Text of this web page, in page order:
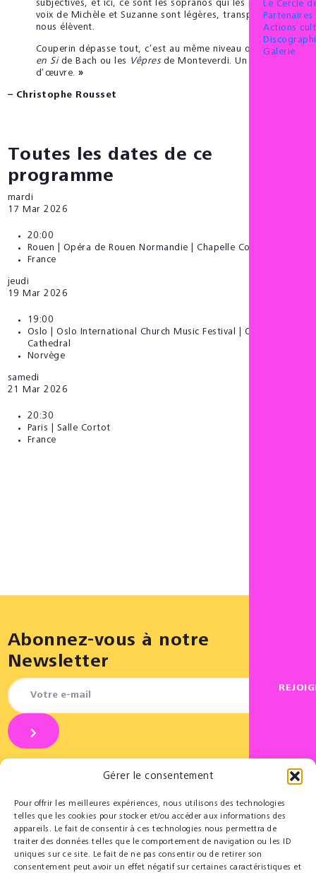
Gérer le consentement
Pour offrir les meilleures expériences, nous utilisons des technologies
telles que les cookies pour stocker et/ou accéder aux informations des
appareils. Le fait de consentir à ces technologies nous permettra de
traiter des données telles que le comportement de navigation ou les ID
uniques sur ce site. Le fait de ne pas consentir ou de retirer son
consentement peut avoir un effet négatif sur certaines caractéristiques et
Le Cercle
Actions
Galerie
subjectives, et ici, ce sont les sopranos qui les portent. Les
voix de Michèle et Suzanne sont légères, transparentes, et
nous élèvent.
Couperin dépasse tout, c’est au même niveau que laMesse
en Side Bach ou les Vêpresde Monteverdi. Un pur chef-
d’œuvre. »
– Christophe Rousset
Toutes les dates de ce
programme
mardi
17 Mar 2026
20:00
Rouen | Opéra de Rouen Normandie | Chapelle Corneille
France
jeudi
19 Mar 2026
19:00
Oslo | Oslo International Church Music Festival | Oslo
Cathedral
Norvège
samedi
21 Mar 2026
20:30
Paris | Salle Cortot
France
Abonnez-vous à notre
Newsletter
Partenaires
Le Cercle des Mécènes
Partenaires institutionnels
Éducatif
Résidences pédagogiques
t@lenschool